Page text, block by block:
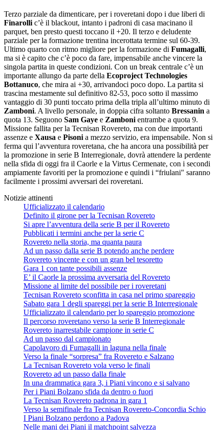
Terzo parziale da dimenticare, per i roveretani dopo i due liberi di
Finarolli c’è il blackout, intanto i padroni di casa macinano il
parquet, ben presto questi toccano il +20. Il terzo e deludente
parziale per la formazione trentina incerottata termine sul 60-39.
Ultimo quarto con ritmo migliore per la formazione di Fumagalli,
ma si è capito che c’è poco da fare, impensabile anche vincere la
singola partita in queste condizioni. Con un break centrale c’è un
importante allungo da parte della Ecoproject Technologies
Bottanuco, che mira ai +30, arrivandoci poco dopo. La partita si
trascina mestamente sul definitivo 82-53, poco sotto il massimo
vantaggio di 30 punti toccato prima della tripla all’ultimo minuto di
Zamboni. A livello personale, in doppia cifra soltanto Bressanin a
quota 13. Seguono Sam Gaye e Zamboni entrambe a quota 9.
Missione fallita per la Tecnisan Rovereto, ma con due importanti
assenze e Xausa e Pisoni a mezzo servizio, era impensabile. Non si
ferma qui l’avventura roveretana, che ha ancora una possibilità per
la promozione in serie B Interregionale, dovrà attendere la perdente
nella sfida di oggi fra il Caorle e la Virtus Cermenate, con i secondi
ampiamente favoriti per la promozione e quindi i “friulani" saranno
facilmente i prossimi avversari dei roveretani.
Notizie attinenti
Ufficializzato il calendario
Definito il girone per la Tecnisan Rovereto
Si apre l’avventura della serie B per il Rovereto
Pubblicati i termini anche per la serie C
Rovereto nella storia, ma quanta paura
Ad un passo dalla serie B potendo anche perdere
Rovereto vincente e con un gran bel tesoretto
Gara 1 con tante possibili assenze
E’ il Caorle la prossima avversaria del Rovereto
Missione al limite del possibile per i roveretani
Tecnisan Rovereto sconfitta in casa nel primo spareggio
Sabato gara 1 degli spareggi per la serie B Interregionale
Ufficializzato il calendario per lo spareggio promozione
Il percorso roveretano verso la serie B Interregionale
Rovereto inarrestabile campione in serie C
Ad un passo dal campionato
Capolavoro di Fumagalli in laguna nella finale
Verso la finale “sorpresa” fra Rovereto e Salzano
La Tecnisan Rovereto vola verso le finali
Rovereto ad un passo dalla finale
In una drammatica gara 3, i Piani vincono e si salvano
Per i Piani Bolzano sfida da dentro o fuori
La Tecnisan Rovereto padrona in gara 1
Verso la semifinale fra Tecnisan Rovereto-Concordia Schio
I Piani Bolzano perdono a Padova
Nelle mani dei Piani il matchpoint salvezza